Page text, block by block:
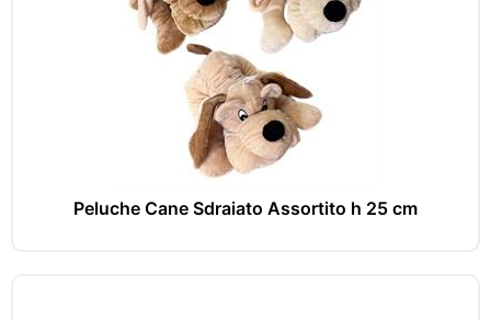
Peluche Cane Sdraiato Assortito h 25 cm